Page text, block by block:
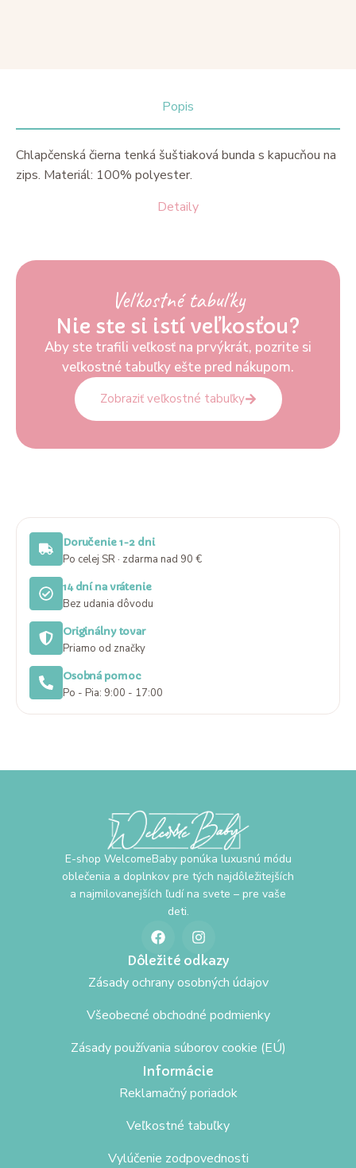
Popis
Detaily
Chlapčenská čierna tenká šuštiaková bunda s kapucňou na
zips. Materiál: 100% polyester.
Veľkostné tabuľky
Nie ste si istí veľkosťou?
Aby ste trafili veľkosť na prvýkrát, pozrite si
veľkostné tabuľky ešte pred nákupom.
Zobraziť veľkostné tabuľky
Doručenie 1-2 dni
Po celej SR · zdarma nad 90 €
14 dní na vrátenie
Bez udania dôvodu
Originálny tovar
Priamo od značky
Osobná pomoc
Po - Pia: 9:00 - 17:00
E-shop WelcomeBaby ponúka luxusnú módu
oblečenia a doplnkov pre tých najdôležitejších
a najmilovanejších ľudí na svete – pre vaše
deti.
Dôležité odkazy
Zásady ochrany osobných údajov
Všeobecné obchodné podmienky
Zásady používania súborov cookie (EÚ)
Informácie
Reklamačný poriadok
Veľkostné tabuľky
Vylúčenie zodpovednosti